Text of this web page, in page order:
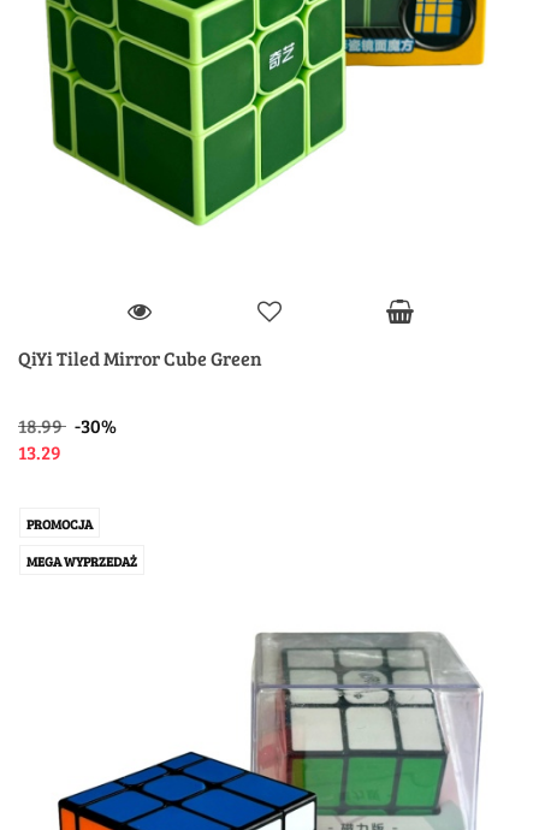
QiYi Tiled Mirror Cube Green
18.99 -30%
13.29
PROMOCJA
MEGA WYPRZEDAŻ